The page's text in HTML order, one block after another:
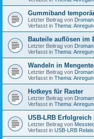
Gummiband
Letzter Beitrag von
Verfasst in Thema:
Bauteile auflösen im
Letzter Beitrag von
Verfasst in Thema:
Wandeln in
Letzter Beitrag von
Verfasst in Thema:
Hotkeys für Raster
Letzter Beitrag von
Verfasst in Thema:
USB-LRB Erfolgreich
Letzter Beitrag von
Verfasst in USB-LRB